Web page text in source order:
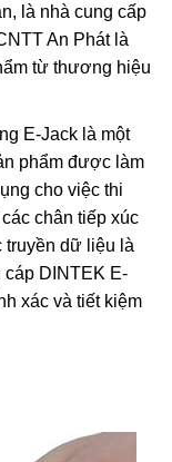
là nhà cung cấp
An Phát là
từ thương hiệu
E-Jack là một
phẩm được làm
cho việc thi
chân tiếp xúc
dữ liệu là
cáp DINTEK E-
xác và tiết kiệm